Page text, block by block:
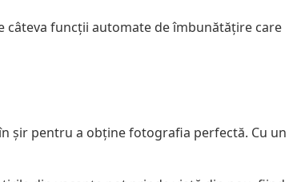
câteva funcții automate de îmbunătățire care
șir pentru a obține fotografia perfectă. Cu un